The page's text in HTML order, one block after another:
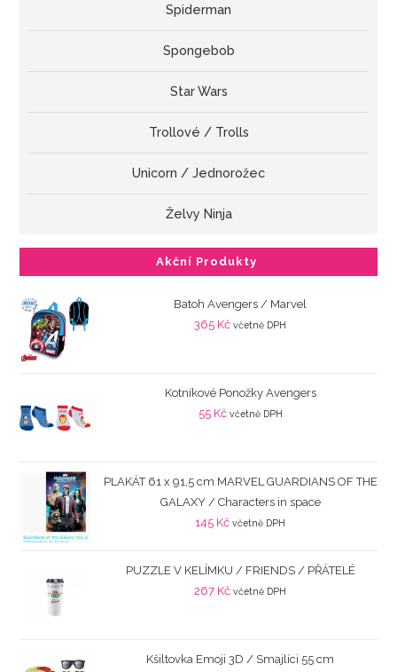
Spiderman
Spongebob
Star Wars
Trollové / Trolls
Unicorn / Jednorožec
Želvy Ninja
Akční Produkty
Batoh Avengers / Marvel
365 Kč včetně DPH
Kotníkové Ponožky Avengers
55 Kč včetně DPH
PLAKÁT 61 x 91,5 cm MARVEL GUARDIANS OF THE
GALAXY / Characters in space
145 Kč včetně DPH
PUZZLE V KELÍMKU / FRIENDS / PŘÁTELÉ
267 Kč včetně DPH
Kšiltovka Emoji 3D / Smajlíci 55 cm